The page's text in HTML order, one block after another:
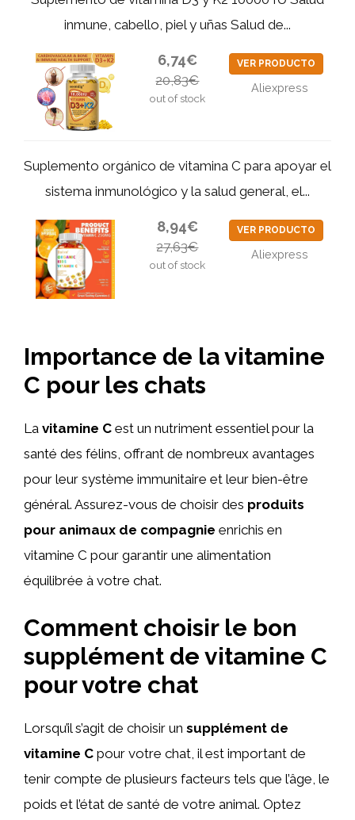
inmune, cabello, piel y uñas Salud de...
6,74€
20,83€
out of stock
VER PRODUCTO
Aliexpress
Suplemento orgánico de vitamina C para apoyar el
sistema inmunológico y la salud general, el...
8,94€
27,63€
out of stock
VER PRODUCTO
Aliexpress
Importance de la vitamine
C pour les chats
La vitamine C est un nutriment essentiel pour la
santé des félins, offrant de nombreux avantages
pour leur système immunitaire et leur bien-être
général. Assurez-vous de choisir des produits
pour animaux de compagnie enrichis en
vitamine C pour garantir une alimentation
équilibrée à votre chat.
Comment choisir le bon
supplément de vitamine C
pour votre chat
Lorsqu’il s’agit de choisir un supplément de
vitamine C pour votre chat, il est important de
tenir compte de plusieurs facteurs tels que l’âge, le
poids et l’état de santé de votre animal. Optez